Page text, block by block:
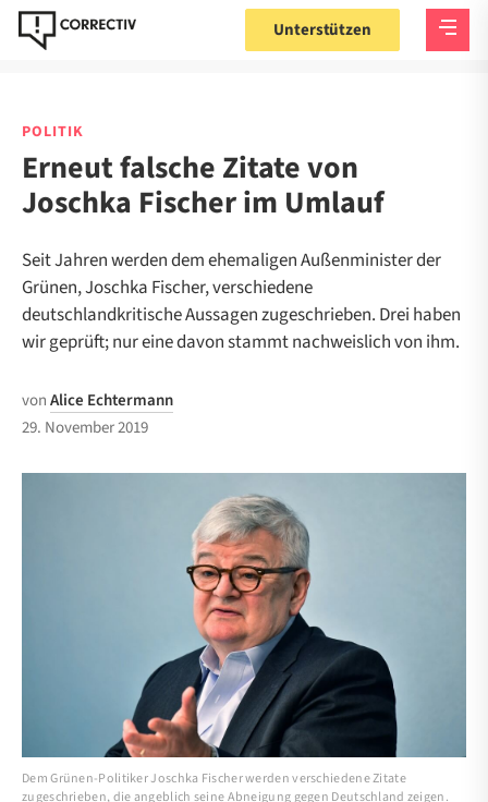
Unterstützen
POLITIK
Erneut falsche Zitate von
Joschka Fischer im Umlauf
Seit Jahren werden dem ehemaligen Außenminister der
Grünen, Joschka Fischer, verschiedene
deutschlandkritische Aussagen zugeschrieben. Drei haben
wir geprüft; nur eine davon stammt nachweislich von ihm.
vonAlice Echtermann
29. November 2019
Dem Grünen-Politiker Joschka Fischer werden verschiedene Zitate
zugeschrieben, die angeblich seine Abneigung gegen Deutschland zeigen.